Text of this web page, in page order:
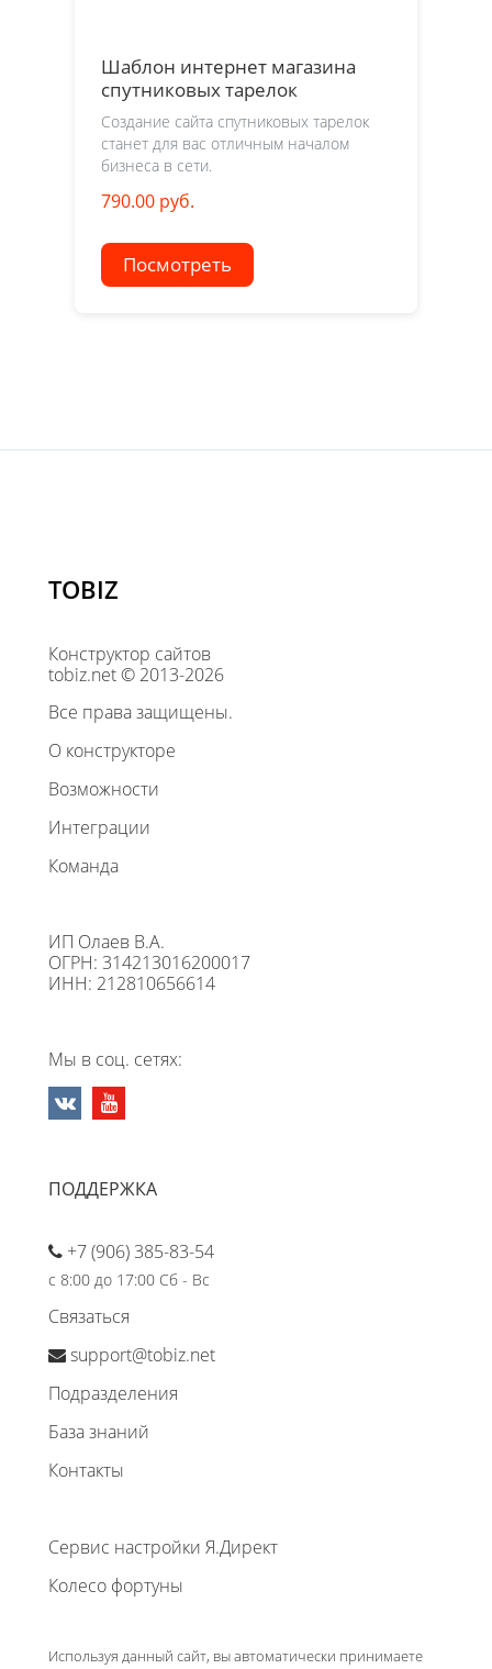
Шаблон интернет магазина
спутниковых тарелок
Создание сайта спутниковых тарелок
станет для вас отличным началом
бизнеса в сети.
790.00 руб.
Посмотреть
TOBIZ
Конструктор сайтов
tobiz.net © 2013-2026
Все права защищены.
О конструкторе
Возможности
Интеграции
Команда
ИП Олаев В.А.
ОГРН: 314213016200017
ИНН: 212810656614
Мы в соц. сетях:
ПОДДЕРЖКА
+7 (906) 385-83-54
с 8:00 до 17:00 Сб - Вс
Связаться
support@tobiz.net
Подразделения
База знаний
Контакты
Сервис настройки Я.Директ
Колесо фортуны
Используя данный сайт, вы автоматически принимаете